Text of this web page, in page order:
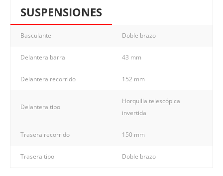
SUSPENSIONES
Basculante Doble brazo
Delantera barra 43 mm
Delantera recorrido 152 mm
Delantera tipo
Horquilla telescópica
invertida
Trasera recorrido 150 mm
Trasera tipo Doble brazo